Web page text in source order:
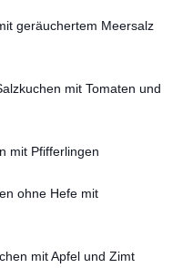
geräuchertem Meersalz
mit Tomaten und
mit Pfifferlingen
ohne Hefe mit
mit Apfel und Zimt